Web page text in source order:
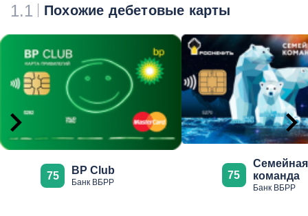
руб. ежемесячно
банка
скидки до 20% в магазинах
ресторанах
туристических агентствах
и салонах красоты по
программе "Клуб скидок"
специальные
предложения на портале
travel.rsb.ru на авиабилеты
а также на оформление
1.1 Похожие дебетовые карты
75 BP Club
Банк ВБРР
75
Семейная
команда
Банк ВБРР